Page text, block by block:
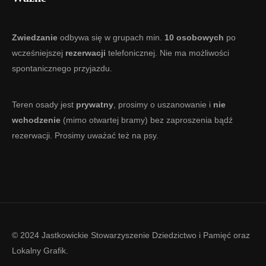
Zwiedzanie odbywa się w grupach min. 10 osobowych po
wcześniejszej rezerwacji telefonicznej. Nie ma możliwości
spontanicznego przyjazdu.
Teren osady jest prywatny , prosimy o uszanowanie i nie
wchodzenie (mimo otwartej bramy) bez zaproszenia bądź
rezerwacji. Prosimy uważać też na psy.
© 2024 Jastkowickie Stowarzyszenie Dziedzictwo i Pamięć oraz
Lokalny Grafik